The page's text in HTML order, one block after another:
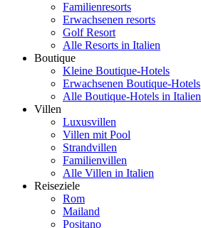
Familienresorts
Erwachsenen resorts
Golf Resort
Alle Resorts in Italien
Boutique
Kleine Boutique-Hotels
Erwachsenen Boutique-Hotels
Alle Boutique-Hotels in Italien
Villen
Luxusvillen
Villen mit Pool
Strandvillen
Familienvillen
Alle Villen in Italien
Reiseziele
Rom
Mailand
Positano